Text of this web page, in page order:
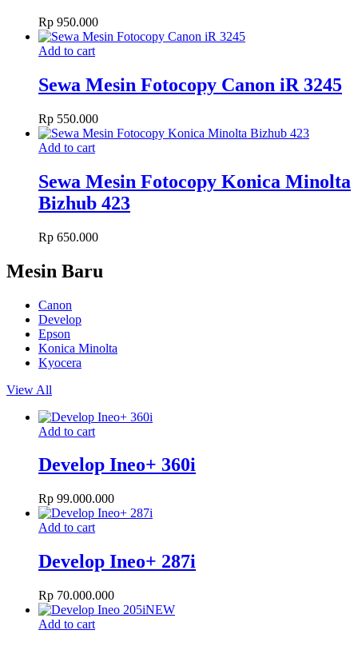
Rp 950.000
Add to cart
Sewa Mesin Fotocopy Canon iR 3245
Rp 550.000
Add to cart
Sewa Mesin Fotocopy Konica Minolta
Bizhub 423
Rp 650.000
Mesin Baru
Canon
Develop
Epson
Konica Minolta
Kyocera
View All
Add to cart
Develop Ineo+ 360i
Rp 99.000.000
Add to cart
Develop Ineo+ 287i
Rp 70.000.000
NEW
Add to cart